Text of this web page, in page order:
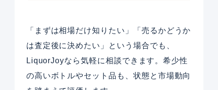
「まずは相場だけ知りたい」「売るかどうか
は査定後に決めたい」という場合でも、
LiquorJoyなら気軽に相談できます。希少性
の高いボトルやセット品も、状態と市場動向